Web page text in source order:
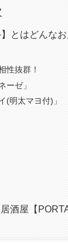
とはどんなお
性抜群！
ーゼ」
(明太マヨ付)」
酒屋【